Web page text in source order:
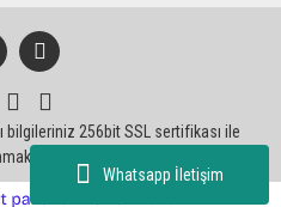
Whatsapp İletişim
bilgileriniz 256bit SSL sertifikası ile